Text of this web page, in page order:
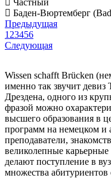
Баден-Вюртемберг
Предыдущая
1 23456
Следующая
Wissen schafft Brücken
именно так звучит девиз
Дрездена, одного из
фразой можно
высшего образования в
программ на немецком и
преподаватели,
великолепные
делают поступление в
множества абитуриентов